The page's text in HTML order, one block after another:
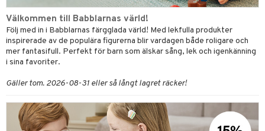
Välkommen till Babblarnas värld!
Följ med in i Babblarnas färgglada värld! Med lekfulla produkter
inspirerade av de populära figurerna blir vardagen både roligare och
mer fantasifull. Perfekt för barn som älskar sång, lek och igenkänning
i sina favoriter.
Gäller tom. 2026-08-31 eller så långt lagret räcker!
Zhu PetsDollhouse
Friends
Prinsessor
Bluey
City
Classic
Creator
Disney
& Köksredskap